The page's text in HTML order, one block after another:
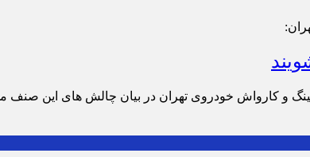
و کارواش خودروی تهران در بیان چالش های این صنف